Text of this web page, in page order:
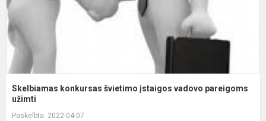
Skelbiamas konkursas švietimo įstaigos vadovo pareigoms
užimti
Paskelbta: 2022-04-07